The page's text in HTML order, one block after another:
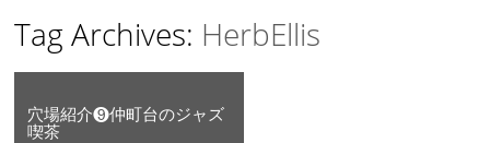
Tag Archives: HerbEllis
穴場紹介❾仲町台のジャズ
喫茶